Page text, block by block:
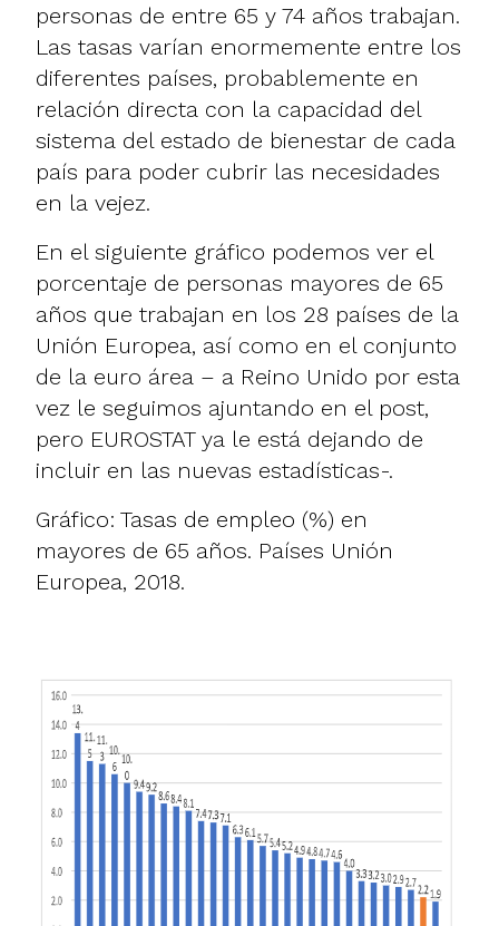
personas de entre 65 y 74 años trabajan.
Las tasas varían enormemente entre los
diferentes países, probablemente en
relación directa con la capacidad del
sistema del estado de bienestar de cada
país para poder cubrir las necesidades
en la vejez.
En el siguiente gráfico podemos ver el
porcentaje de personas mayores de 65
años que trabajan en los 28 países de la
Unión Europea, así como en el conjunto
de la euro área – a Reino Unido por esta
vez le seguimos ajuntando en el post,
pero EUROSTAT ya le está dejando de
incluir en las nuevas estadísticas-.
Gráfico: Tasas de empleo (%) en
mayores de 65 años. Países Unión
Europea, 2018.